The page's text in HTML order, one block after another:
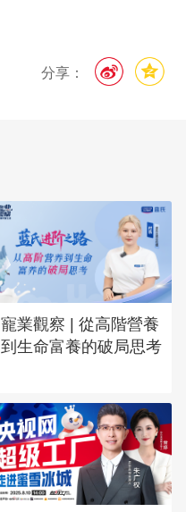
分享：
寵業觀察 | 從高階營養
到生命富養的破局思考